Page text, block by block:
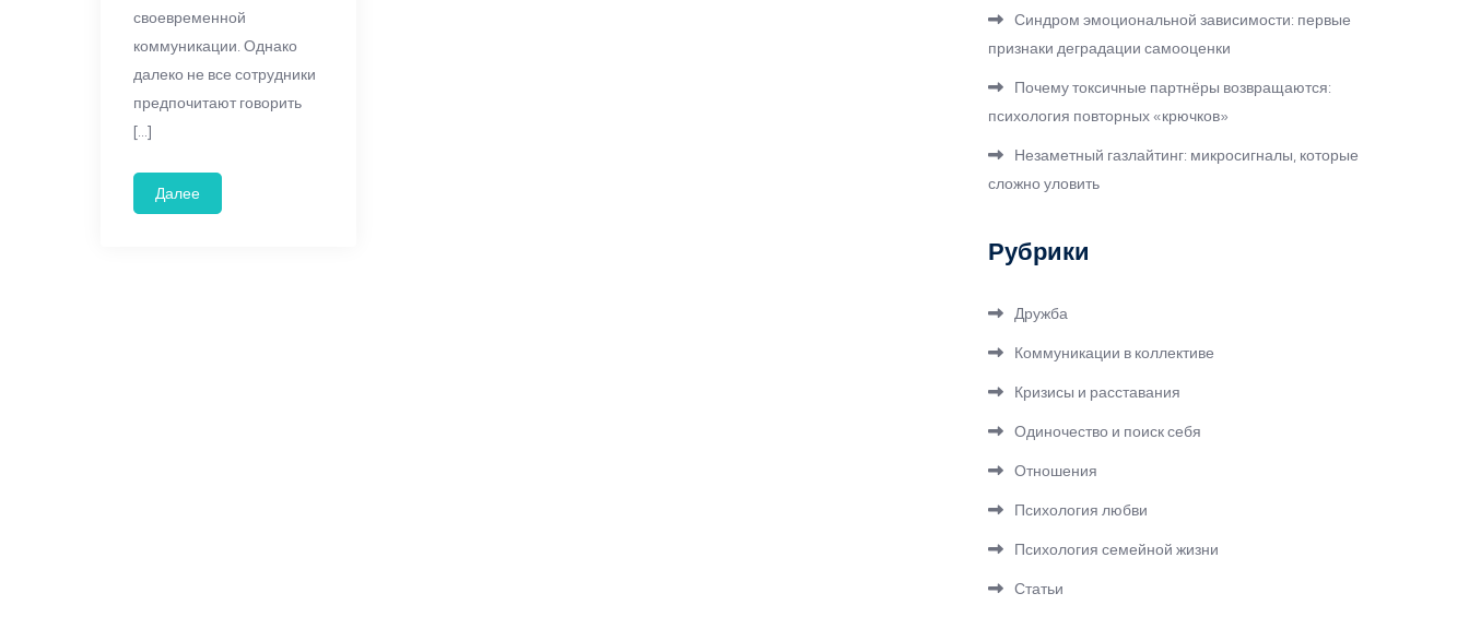
своевременной
коммуникации. Однако
далеко не все сотрудники
предпочитают говорить
[…]
Далее
Синдром эмоциональной зависимости: первые
признаки деградации самооценки
Почему токсичные партнёры возвращаются:
психология повторных «крючков»
Незаметный газлайтинг: микросигналы, которые
сложно уловить
Рубрики
Дружба
Коммуникации в коллективе
Кризисы и расставания
Одиночество и поиск себя
Отношения
Психология любви
Психология семейной жизни
Статьи